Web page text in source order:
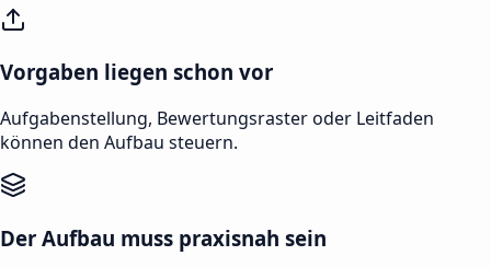
Vorgaben liegen schon vor
Aufgabenstellung, Bewertungsraster oder Leitfaden
können den Aufbau steuern.
Der Aufbau muss praxisnah sein